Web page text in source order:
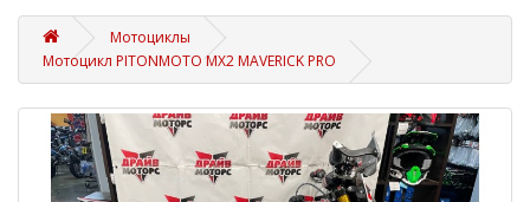
Мотоциклы
Мотоцикл PITONMOTO MX2 MAVERICK PRO